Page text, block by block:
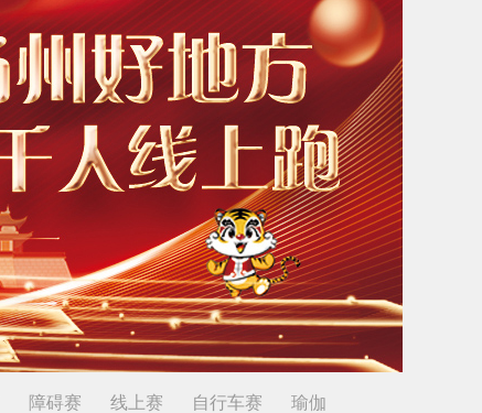
障碍赛 线上赛 自行车赛 瑜伽